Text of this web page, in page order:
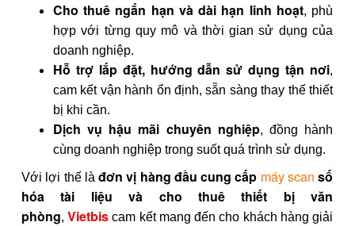
Cho thuê ngắn hạn và dài hạn linh hoạt, phù
hợp với từng quy mô và thời gian sử dụng của
doanh nghiệp.
Hỗ trợ lắp đặt, hướng dẫn sử dụng tận nơi,
cam kết vận hành ổn định, sẵn sàng thay thế thiết
bị khi cần.
Dịch vụ hậu mãi chuyên nghiệp, đồng hành
cùng doanh nghiệp trong suốt quá trình sử dụng.
Với lợi thế là đơn vị hàng đầu cung cấp máy scan số
hóa tài liệu và cho thuê thiết bị văn
phòng,Vietbis cam kết mang đến cho khách hàng giải